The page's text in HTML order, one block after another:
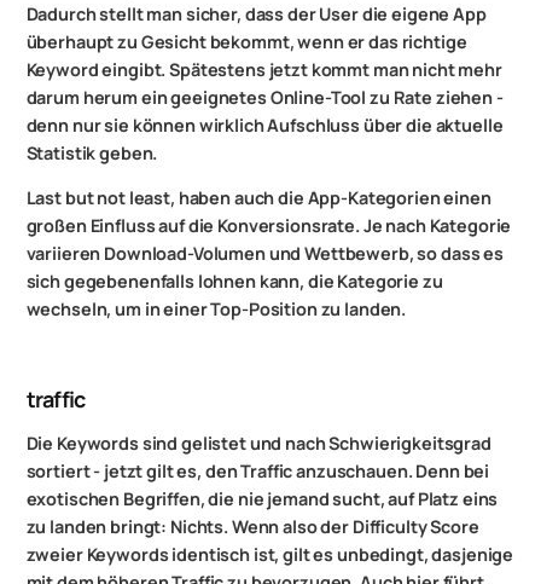
Dadurch stellt man sicher, dass der User die eigene App
überhaupt zu Gesicht bekommt, wenn er das richtige
Keyword eingibt. Spätestens jetzt kommt man nicht mehr
darum herum ein geeignetes Online-Tool zu Rate ziehen -
denn nur sie können wirklich Aufschluss über die aktuelle
Statistik geben.
Last but not least, haben auch die App-Kategorien einen
großen Einfluss auf die Konversionsrate. Je nach Kategorie
variieren Download-Volumen und Wettbewerb, so dass es
sich gegebenenfalls lohnen kann, die Kategorie zu
wechseln, um in einer Top-Position zu landen.
traffic
Die Keywords sind gelistet und nach Schwierigkeitsgrad
sortiert - jetzt gilt es, den Traffic anzuschauen. Denn bei
exotischen Begriffen, die nie jemand sucht, auf Platz eins
zu landen bringt: Nichts. Wenn also der Difficulty Score
zweier Keywords identisch ist, gilt es unbedingt, dasjenige